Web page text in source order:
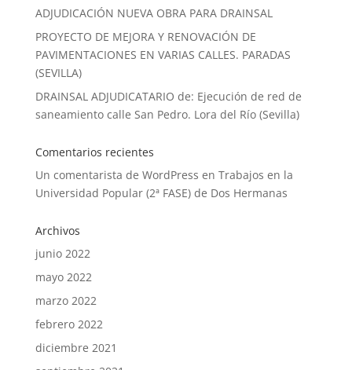
ADJUDICACIÓN NUEVA OBRA PARA DRAINSAL
PROYECTO DE MEJORA Y RENOVACIÓN DE
PAVIMENTACIONES EN VARIAS CALLES. PARADAS
(SEVILLA)
DRAINSAL ADJUDICATARIO de: Ejecución de red de
saneamiento calle San Pedro. Lora del Río (Sevilla)
Comentarios recientes
Un comentarista de WordPress en Trabajos en la
Universidad Popular (2ª FASE) de Dos Hermanas
Archivos
junio 2022
mayo 2022
marzo 2022
febrero 2022
diciembre 2021